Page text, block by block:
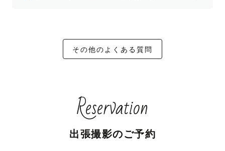
その他のよくある質問
Reservation
出張撮影のご予約